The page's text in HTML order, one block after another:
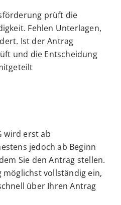
prüft die
Fehlen Unterlagen,
Ist der Antrag
und die Entscheidung
wird erst ab
jedoch ab Beginn
Sie den Antrag stellen.
möglichst vollständig ein,
über Ihren Antrag